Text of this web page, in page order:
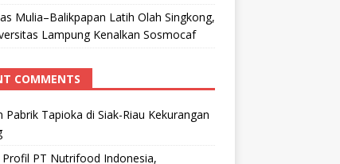
Mulia–Balikpapan Latih Olah Singkong,
Lampung Kenalkan Sosmocaf
COMMENTS
Pabrik Tapioka di Siak-Riau Kekurangan
Profil PT Nutrifood Indonesia,